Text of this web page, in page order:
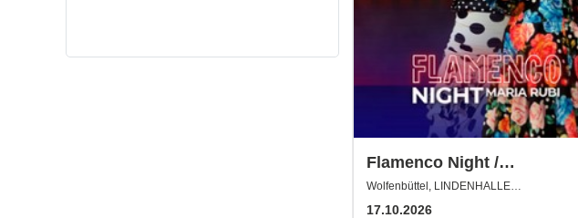
Flamenco Night /
Flamencomanía Tour 26/27 -
Deutschlands größte
Wolfenbüttel, LINDENHALLE
17.10.2026